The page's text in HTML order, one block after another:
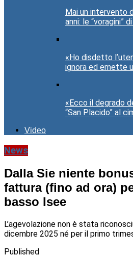
Mai un intervento
anni: le “voragini”
«Ho disdetto
ignora ed emette
«Ecco il degrado
“San Placido” al
Video
News
Dalla Sie niente
fattura (fino ad ora)
basso Isee
L’agevolazione non è stata
dicembre 2025 né per il primo
Published